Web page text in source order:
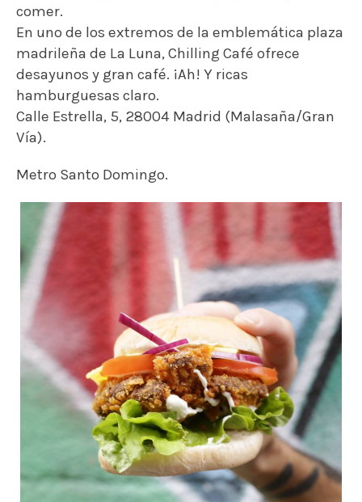
Chilling Café
Goiko Grill
En este local es posible customizar la Beyond
Burger con los ingredientes que quieras. Es
importante a la hora de pedir, comentar a la
persona que nos atienda, que nos cambie el pan
normal por pan sin gluten vegano.